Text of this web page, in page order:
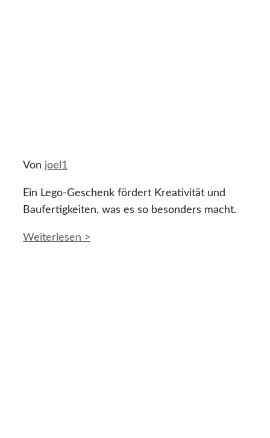
Von joel1
Ein Lego-Geschenk fördert Kreativität und
Baufertigkeiten, was es so besonders macht.
Weiterlesen >